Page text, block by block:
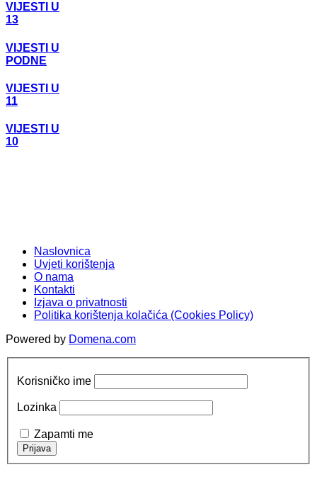
VIJESTI U
13
VIJESTI U
PODNE
VIJESTI U
11
VIJESTI U
10
Naslovnica
Uvjeti korištenja
O nama
Kontakti
Izjava o privatnosti
Politika korištenja kolačića (Cookies Policy)
Powered by Domena.com
Korisničko ime
Lozinka
Zapamti me